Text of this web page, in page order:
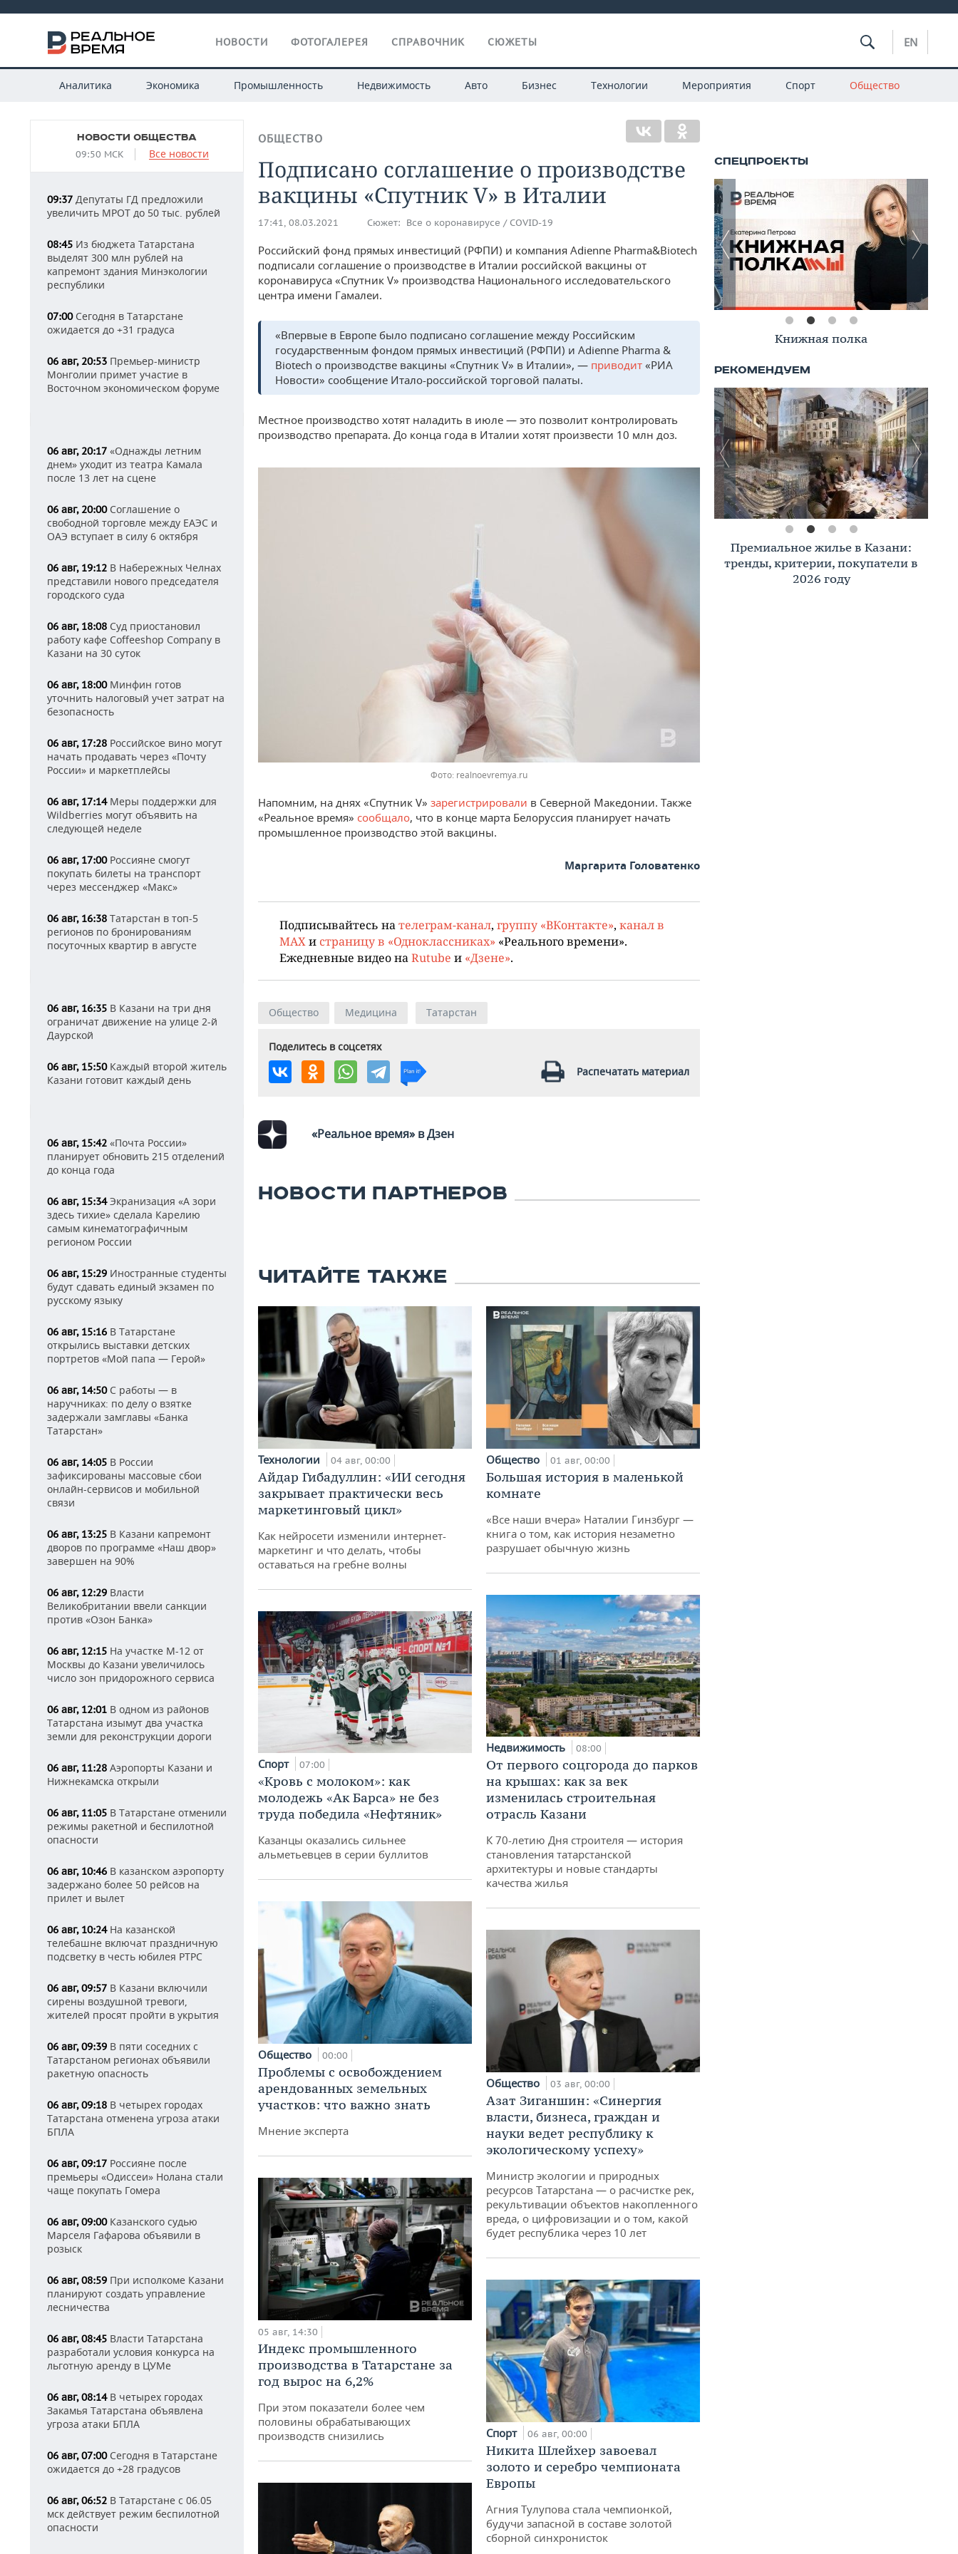
НОВОСТИ ФОТОГАЛЕРЕЯ СПРАВОЧНИК СЮЖЕТЫ EN
Аналитика Экономика Промышленность Недвижимость Авто Бизнес Технологии Мероприятия Спорт Общество
НОВОСТИ ОБЩЕСТВА
09:50 МСК Все новости
09:37 Депутаты ГД предложили
увеличить МРОТ до 50 тыс. рублей
08:45 Из бюджета Татарстана
выделят 300 млн рублей на
капремонт здания Минэкологии
республики
07:00Сегодня в Татарстане
ожидается до +31 градуса
06 авг, 20:53 Премьер-министр
Монголии примет участие в
Восточном экономическом форуме
06 авг, 20:17 «Однажды летним
днем» уходит из театра Камала
после 13 лет на сцене
06 авг, 20:00Соглашение о
свободной торговле между ЕАЭС и
ОАЭ вступает в силу 6 октября
06 авг, 19:12 В Набережных Челнах
представили нового председателя
городского суда
06 авг, 18:08 Суд приостановил
работу кафе Coffeeshop Company в
Казани на 30 суток
06 авг, 18:00Минфин готов
уточнить налоговый учет затрат на
безопасность
06 авг, 17:28 Российское вино могут
начать продавать через «Почту
России» и маркетплейсы
06 авг, 17:14Меры поддержки для
Wildberries могут объявить на
следующей неделе
06 авг, 17:00Россияне смогут
покупать билеты на транспорт
через мессенджер «Макс»
06 авг, 16:38 Татарстан в топ-5
регионов по бронированиям
посуточных квартир в августе
06 авг, 16:35 В Казани на три дня
ограничат движение на улице 2-й
Даурской
06 авг, 15:50Каждый второй житель
Казани готовит каждый день
06 авг, 15:42 «Почта России»
планирует обновить 215 отделений
до конца года
06 авг, 15:34Экранизация «А зори
здесь тихие» сделала Карелию
самым кинематографичным
регионом России
06 авг, 15:29 Иностранные студенты
будут сдавать единый экзамен по
русскому языку
06 авг, 15:16 В Татарстане
открылись выставки детских
портретов «Мой папа — Герой»
06 авг, 14:50С работы — в
наручниках: по делу о взятке
задержали замглавы «Банка
Татарстан»
06 авг, 14:05 В России
зафиксированы массовые сбои
онлайн-сервисов и мобильной
связи
06 авг, 13:25 В Казани капремонт
дворов по программе «Наш двор»
завершен на 90%
06 авг, 12:29 Власти
Великобритании ввели санкции
против «Озон Банка»
06 авг, 12:15 На участке М-12 от
Москвы до Казани увеличилось
число зон придорожного сервиса
06 авг, 12:01 В одном из районов
Татарстана изымут два участка
земли для реконструкции дороги
06 авг, 11:28 Аэропорты Казани и
Нижнекамска открыли
06 авг, 11:05 В Татарстане отменили
режимы ракетной и беспилотной
опасности
06 авг, 10:46 В казанском аэропорту
задержано более 50 рейсов на
прилет и вылет
06 авг, 10:24На казанской
телебашне включат праздничную
подсветку в честь юбилея РТРС
06 авг, 09:57 В Казани включили
сирены воздушной тревоги,
жителей просят пройти в укрытия
06 авг, 09:39 В пяти соседних с
Татарстаном регионах объявили
ракетную опасность
06 авг, 09:18 В четырех городах
Татарстана отменена угроза атаки
БПЛА
06 авг, 09:17 Россияне после
премьеры «Одиссеи» Нолана стали
чаще покупать Гомера
06 авг, 09:00Казанского судью
Марселя Гафарова объявили в
розыск
06 авг, 08:59 При исполкоме Казани
планируют создать управление
лесничества
06 авг, 08:45 Власти Татарстана
разработали условия конкурса на
льготную аренду в ЦУМе
06 авг, 08:14В четырех городах
Закамья Татарстана объявлена
угроза атаки БПЛА
06 авг, 07:00Сегодня в Татарстане
ожидается до +28 градусов
06 авг, 06:52 В Татарстане с 06.05
мск действует режим беспилотной
опасности
ОБЩЕСТВО
Подписано соглашение о производстве
вакцины «Спутник V» в Италии
17:41, 08.03.2021 Сюжет: Все о коронавирусе / COVID-19
Российский фонд прямых инвестиций (РФПИ) и компания Adienne Pharma&Biotech
подписали соглашение о производстве в Италии российской вакцины от
коронавируса «Спутник V» производства Национального исследовательского
центра имени Гамалеи.
«Впервые в Европе было подписано соглашение между Российским
государственным фондом прямых инвестиций (РФПИ) и Adienne Pharma &
Biotech о производстве вакцины «Спутник V» в Италии», — приводит «РИА
Новости» сообщение Итало-российской торговой палаты.
Местное производство хотят наладить в июле — это позволит контролировать
производство препарата. До конца года в Италии хотят произвести 10 млн доз.
Фото: realnoevremya.ru
Напомним, на днях «Спутник V» зарегистрировали в Северной Македонии. Также
«Реальное время» сообщало, что в конце марта Белоруссия планирует начать
промышленное производство этой вакцины.
Маргарита Головатенко
Подписывайтесь на телеграм-канал, группу «ВКонтакте», канал в
MAX и страницу в «Одноклассниках» «Реального времени».
Ежедневные видео на Rutube и «Дзене».
Общество Медицина Татарстан
Поделитесь в соцсетях
Распечатать материал
«Реальное время» в Дзен
НОВОСТИ ПАРТНЕРОВ
ЧИТАЙТЕ ТАКЖЕ
Технологии 04 авг, 00:00
Айдар Гибадуллин: «ИИ сегодня
закрывает практически весь
маркетинговый цикл»
Как нейросети изменили интернет-
маркетинг и что делать, чтобы
оставаться на гребне волны
Спорт 07:00
«Кровь с молоком»: как
молодежь «Ак Барса» не без
труда победила «Нефтяник»
Казанцы оказались сильнее
альметьевцев в серии буллитов
Общество 00:00
Проблемы с освобождением
арендованных земельных
участков: что важно знать
Мнение эксперта
05 авг, 14:30
Индекс промышленного
производства в Татарстане за
год вырос на 6,2%
При этом показатели более чем
половины обрабатывающих
производств снизились
Общество 01 авг, 00:00
Большая история в маленькой
комнате
«Все наши вчера» Наталии Гинзбург —
книга о том, как история незаметно
разрушает обычную жизнь
Недвижимость 08:00
От первого соцгорода до парков
на крышах: как за век
изменилась строительная
отрасль Казани
К 70-летию Дня строителя — история
становления татарстанской
архитектуры и новые стандарты
качества жилья
Общество 03 авг, 00:00
Азат Зиганшин: «Синергия
власти, бизнеса, граждан и
науки ведет республику к
экологическому успеху»
Министр экологии и природных
ресурсов Татарстана — о расчистке рек,
рекультивации объектов накопленного
вреда, о цифровизации и о том, какой
будет республика через 10 лет
Спорт 06 авг, 00:00
Никита Шлейхер завоевал
золото и серебро чемпионата
Европы
Агния Тулупова стала чемпионкой,
будучи запасной в составе золотой
сборной синхронисток
Книжная полка
Премиальное жилье в Казани:
тренды, критерии, покупатели в
2026 году